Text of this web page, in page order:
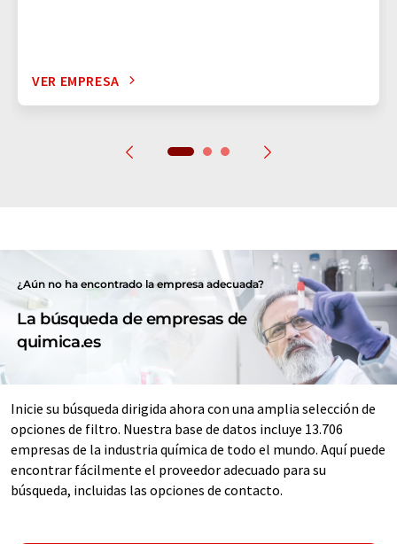
VER EMPRESA
¿Aún no ha encontrado la empresa adecuada?
La búsqueda de empresas de
quimica.es
Inicie su búsqueda dirigida ahora con una amplia selección de
opciones de filtro. Nuestra base de datos incluye 13.706
empresas de la industria química de todo el mundo. Aquí puede
encontrar fácilmente el proveedor adecuado para su
búsqueda, incluidas las opciones de contacto.